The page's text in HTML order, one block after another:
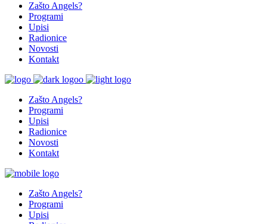
Zašto Angels?
Programi
Upisi
Radionice
Novosti
Kontakt
Zašto Angels?
Programi
Upisi
Radionice
Novosti
Kontakt
Zašto Angels?
Programi
Upisi